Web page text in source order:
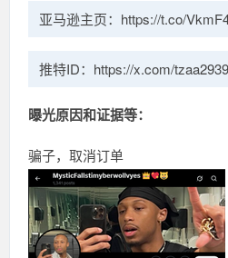
亚马逊主页：https://t.co/
推特ID：https://x.com/
曝光原因和证据等：
骗子，取消订单